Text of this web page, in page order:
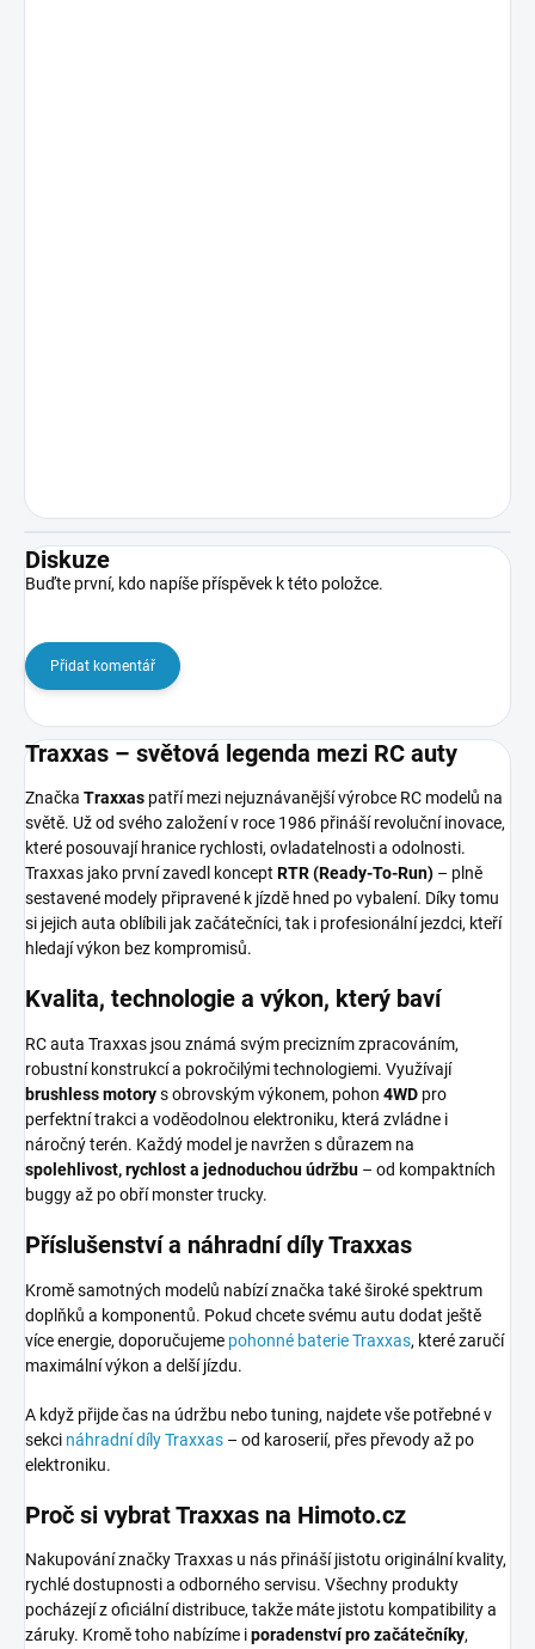
Diskuze
Buďte první, kdo napíše příspěvek k této položce.
Přidat komentář
Traxxas – světová legenda mezi RC auty
Značka Traxxas patří mezi nejuznávanější výrobce RC modelů na
světě. Už od svého založení v roce 1986 přináší revoluční inovace,
které posouvají hranice rychlosti, ovladatelnosti a odolnosti.
Traxxas jako první zavedl koncept RTR (Ready-To-Run) – plně
sestavené modely připravené k jízdě hned po vybalení. Díky tomu
si jejich auta oblíbili jak začátečníci, tak i profesionální jezdci, kteří
hledají výkon bez kompromisů.
Kvalita, technologie a výkon, který baví
RC auta Traxxas jsou známá svým precizním zpracováním,
robustní konstrukcí a pokročilými technologiemi. Využívají
brushless motorys obrovským výkonem, pohon 4WD pro
perfektní trakci a voděodolnou elektroniku, která zvládne i
náročný terén. Každý model je navržen s důrazem na
spolehlivost, rychlost a jednoduchou údržbu – od kompaktních
buggy až po obří monster trucky.
Příslušenství a náhradní díly Traxxas
Kromě samotných modelů nabízí značka také široké spektrum
doplňků a komponentů. Pokud chcete svému autu dodat ještě
více energie, doporučujeme pohonné baterie Traxxas, které zaručí
maximální výkon a delší jízdu.
A když přijde čas na údržbu nebo tuning, najdete vše potřebné v
sekci náhradní díly Traxxas – od karoserií, přes převody až po
elektroniku.
Proč si vybrat Traxxas na Himoto.cz
Nakupování značky Traxxas u nás přináší jistotu originální kvality,
rychlé dostupnosti a odborného servisu. Všechny produkty
pocházejí z oficiální distribuce, takže máte jistotu kompatibility a
záruky. Kromě toho nabízíme iporadenství pro začátečníky,